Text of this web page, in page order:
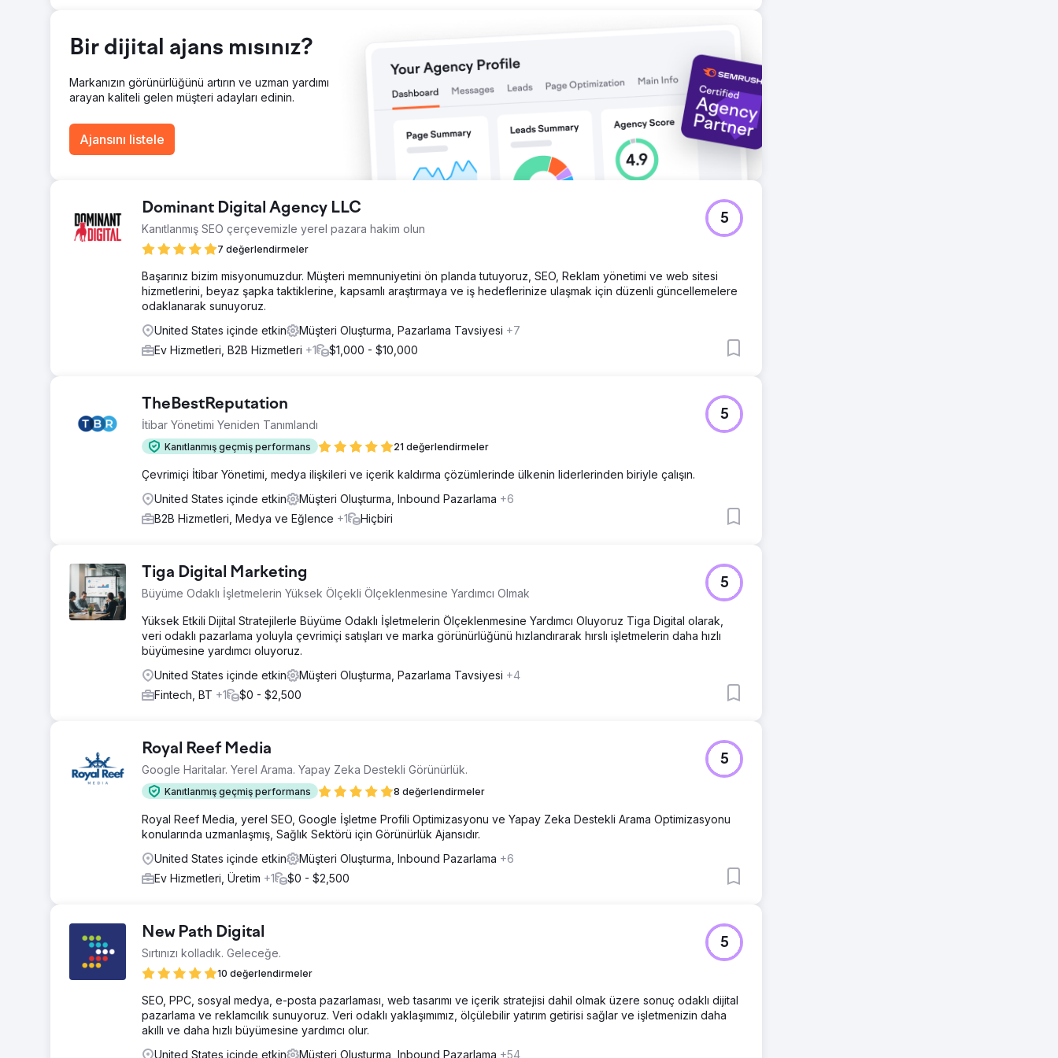
Sonuçlar dönüştürücü oldu. Aylık talepler %400 artarak, yeni müşteri fırsatları için tutarlı ve güvenilir bir akış oluşturdu. Stratejik
SEO, yüksek kaliteli içerik ve hedefli reklamcılığın birleşimiyle, ABA şirketi çevrimiçi görünürlüğünü önemli ölçüde genişletti.
Büyüyen eğitim içeriği kütüphaneleri, onları sektör lideri bir ABA sağlayıcısı olarak konumlandırdı, ailelerle güveni güçlendirdi ve
uzun vadeli müşteri edinimini iyileştirdi.
Ajans sayfasına git
Bir dijital ajans mısınız?
Markanızın görünürlüğünü artırın ve uzman yardımı
arayan kaliteli gelen müşteri adayları edinin.
Ajansını listele
Dominant Digital Agency LLC
Kanıtlanmış SEO çerçevemizle yerel pazara hakim olun
7 değerlendirmeler
5
Başarınız bizim misyonumuzdur. Müşteri memnuniyetini ön planda tutuyoruz, SEO, Reklam yönetimi ve web sitesi
hizmetlerini, beyaz şapka taktiklerine, kapsamlı araştırmaya ve iş hedeflerinize ulaşmak için düzenli güncellemelere
odaklanarak sunuyoruz.
United States içinde etkin
Müşteri Oluşturma, Pazarlama Tavsiyesi +7
Ev Hizmetleri, B2B Hizmetleri +1 $1,000 - $10,000
TheBestReputation
İtibar Yönetimi Yeniden Tanımlandı
Kanıtlanmış geçmiş performans 21 değerlendirmeler
5
Çevrimiçi İtibar Yönetimi, medya ilişkileri ve içerik kaldırma çözümlerinde ülkenin liderlerinden biriyle çalışın.
United States içinde etkin
Müşteri Oluşturma, Inbound Pazarlama +6
B2B Hizmetleri, Medya ve Eğlence +1 Hiçbiri
Tiga Digital Marketing
Büyüme Odaklı İşletmelerin Yüksek Ölçekli Ölçeklenmesine Yardımcı Olmak
5
Yüksek Etkili Dijital Stratejilerle Büyüme Odaklı İşletmelerin Ölçeklenmesine Yardımcı Oluyoruz Tiga Digital olarak,
veri odaklı pazarlama yoluyla çevrimiçi satışları ve marka görünürlüğünü hızlandırarak hırslı işletmelerin daha hızlı
büyümesine yardımcı oluyoruz.
United States içinde etkin
Müşteri Oluşturma, Pazarlama Tavsiyesi +4
Fintech, BT +1 $0 - $2,500
Royal Reef Media
Google Haritalar. Yerel Arama. Yapay Zeka Destekli Görünürlük.
Kanıtlanmış geçmiş performans 8 değerlendirmeler
5
Royal Reef Media, yerel SEO, Google İşletme Profili Optimizasyonu ve Yapay Zeka Destekli Arama Optimizasyonu
konularında uzmanlaşmış, Sağlık Sektörü için Görünürlük Ajansıdır.
United States içinde etkin
Müşteri Oluşturma, Inbound Pazarlama +6
Ev Hizmetleri, Üretim +1 $0 - $2,500
New Path Digital
Sırtınızı kolladık. Geleceğe.
10 değerlendirmeler
5
SEO, PPC, sosyal medya, e-posta pazarlaması, web tasarımı ve içerik stratejisi dahil olmak üzere sonuç odaklı dijital
pazarlama ve reklamcılık sunuyoruz. Veri odaklı yaklaşımımız, ölçülebilir yatırım getirisi sağlar ve işletmenizin daha
akıllı ve daha hızlı büyümesine yardımcı olur.
United States içinde etkin
Müşteri Oluşturma, Inbound Pazarlama +54